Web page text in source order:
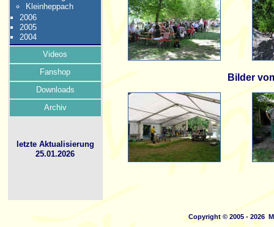
Kleinheppach
2006
2005
2004
Videos
Fanshop
Downloads
Archiv
letzte Aktualisierung
25.01.2026
Bilder
Copyright © 2005 - 2026